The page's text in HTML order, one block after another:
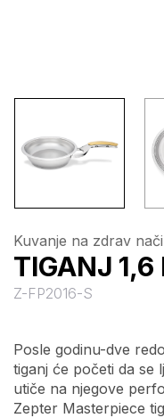
Kuvanje na zdrav
TIGANJ
Z-FP2016-S
Posle godinu-dve
tiganj će početi da se
utiče na njegove
Zepter Masterpiece